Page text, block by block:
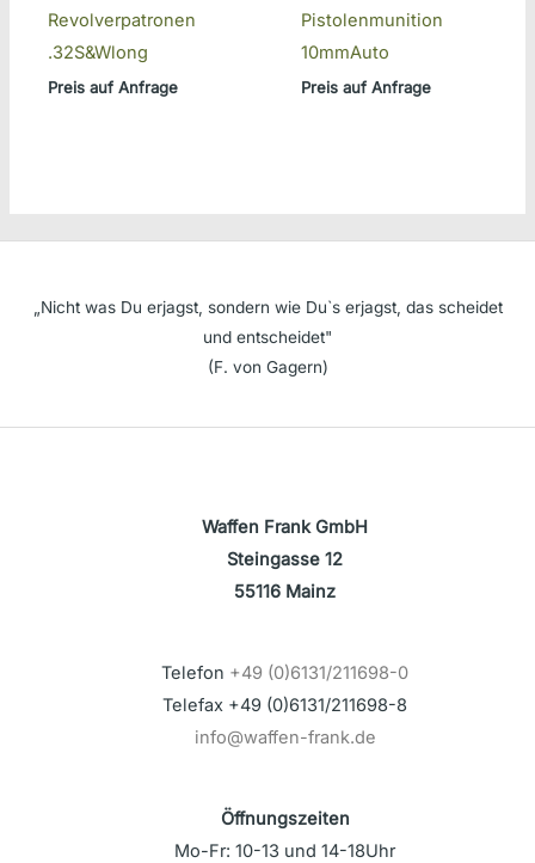
Revolverpatronen
.32S&Wlong
Preis auf Anfrage
Pistolenmunition
10mmAuto
Preis auf Anfrage
„Nicht was Du erjagst, sondern wie Du`s erjagst, das scheidet
und entscheidet"
(F. von Gagern)
Waffen Frank GmbH
Steingasse 12
55116 Mainz
Telefon +49 (0)6131/211698-0
Telefax +49 (0)6131/211698-8
info@waffen-frank.de
Öffnungszeiten
Mo-Fr: 10-13 und 14-18Uhr